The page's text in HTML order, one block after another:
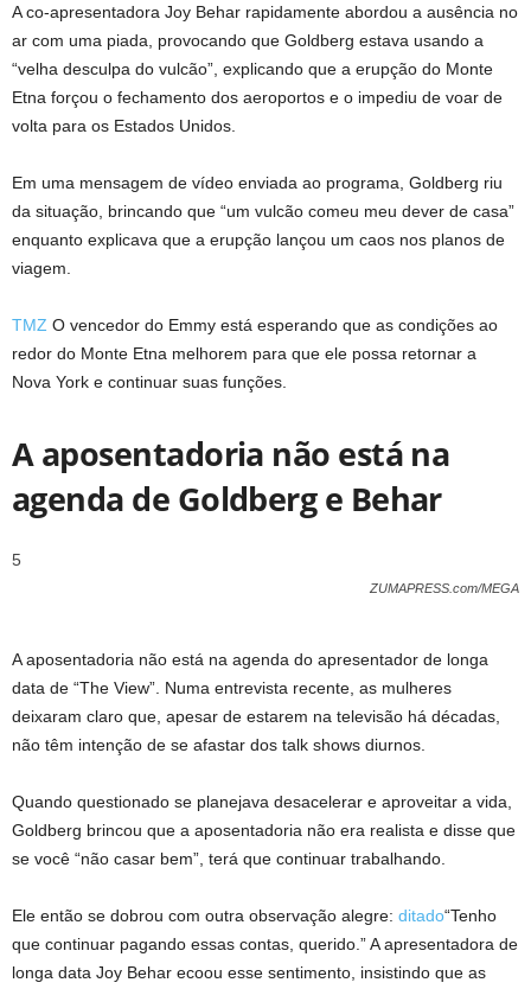
A co-apresentadora Joy Behar rapidamente abordou a ausência no
ar com uma piada, provocando que Goldberg estava usando a
“velha desculpa do vulcão”, explicando que a erupção do Monte
Etna forçou o fechamento dos aeroportos e o impediu de voar de
volta para os Estados Unidos.
Em uma mensagem de vídeo enviada ao programa, Goldberg riu
da situação, brincando que “um vulcão comeu meu dever de casa”
enquanto explicava que a erupção lançou um caos nos planos de
viagem.
TMZ O vencedor do Emmy está esperando que as condições ao
redor do Monte Etna melhorem para que ele possa retornar a
Nova York e continuar suas funções.
A aposentadoria não está na
agenda de Goldberg e Behar
5
ZUMAPRESS.com/MEGA
A aposentadoria não está na agenda do apresentador de longa
data de “The View”. Numa entrevista recente, as mulheres
deixaram claro que, apesar de estarem na televisão há décadas,
não têm intenção de se afastar dos talk shows diurnos.
Quando questionado se planejava desacelerar e aproveitar a vida,
Goldberg brincou que a aposentadoria não era realista e disse que
se você “não casar bem”, terá que continuar trabalhando.
Ele então se dobrou com outra observação alegre: ditado“Tenho
que continuar pagando essas contas, querido.” A apresentadora de
longa data Joy Behar ecoou esse sentimento, insistindo que as